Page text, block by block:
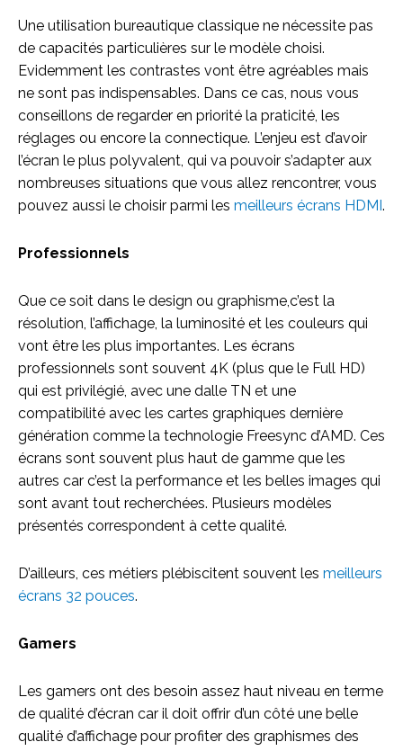
Une utilisation bureautique classique ne nécessite pas
de capacités particulières sur le modèle choisi.
Evidemment les contrastes vont être agréables mais
ne sont pas indispensables. Dans ce cas, nous vous
conseillons de regarder en priorité la praticité, les
réglages ou encore la connectique. L’enjeu est d’avoir
l’écran le plus polyvalent, qui va pouvoir s’adapter aux
nombreuses situations que vous allez rencontrer, vous
pouvez aussi le choisir parmi les meilleurs écrans HDMI .
Professionnels
Que ce soit dans le design ou graphisme,c’est la
résolution, l’affichage, la luminosité et les couleurs qui
vont être les plus importantes. Les écrans
professionnels sont souvent 4K (plus que le Full HD)
qui est privilégié, avec une dalle TN et une
compatibilité avec les cartes graphiques dernière
génération comme la technologie Freesync d’AMD. Ces
écrans sont souvent plus haut de gamme que les
autres car c’est la performance et les belles images qui
sont avant tout recherchées. Plusieurs modèles
présentés correspondent à cette qualité.
D’ailleurs, ces métiers plébiscitent souvent les meilleurs
écrans 32 pouces.
Gamers
Les gamers ont des besoin assez haut niveau en terme
de qualité d’écran car il doit offrir d’un côté une belle
qualité d’affichage pour profiter des graphismes des